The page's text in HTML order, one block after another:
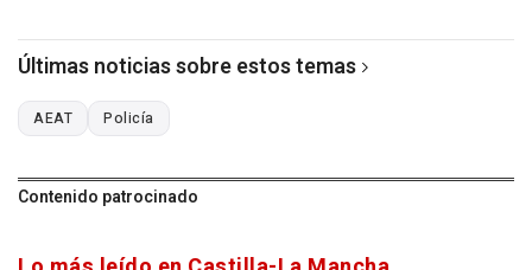
Últimas noticias sobre estos temas
AEAT Policía
Contenido patrocinado